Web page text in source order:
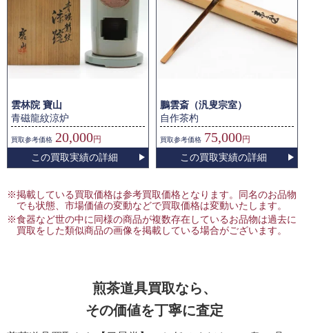
雲林院 寶山
青磁龍紋涼炉
買取参考価格 20,000円
この買取実績の詳細
鵬雲斎（汎叟宗室）
自作茶杓
買取参考価格 75,000円
この買取実績の詳細
※掲載している買取価格は参考買取価格となります。同名のお品物
でも状態、市場価値の変動などで買取価格は変動いたします。
※食器など世の中に同様の商品が複数存在しているお品物は過去に
買取をした類似商品の画像を掲載している場合がございます。
煎茶道具買取なら、
その価値を丁寧に査定